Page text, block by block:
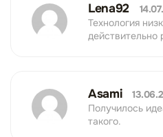
Lena92
Технология
действительно
Asami
Получилось
такого.